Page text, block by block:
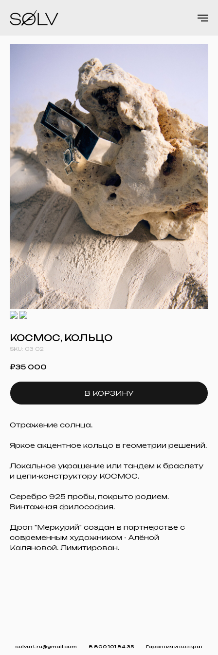
КОСМОС, КОЛЬЦО
SKU: 03 02
₽35 000
В КОРЗИНУ
Отражение солнца.
Яркое акцентное кольцо в геометрии решений.
Локальное украшение или тандем к браслету
и цепи-конструктору КОСМОС.
Серебро 925 пробы, покрыто родием.
Винтажная философия.
Дроп "Меркурий" создан в партнерстве с
современным художником - Алёной
Каляновой. Лимитирован.
solvart.ru@gmail.com 8 800 101 84 35
Гарантия и возврат